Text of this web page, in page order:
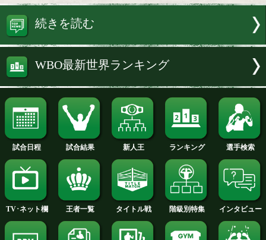
WBO(世界ボクシング機構)が3日、最
ランキングを発表、井上尚弥(33=大橋)
で注目を集めた中谷潤人(28=M.T)は、
バンタム級2位に留まった。
続きを読む
WBO最新世界ランキング